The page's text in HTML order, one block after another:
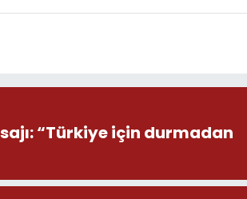
“Türkiye için durmadan